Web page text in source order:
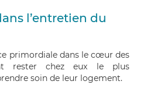
l’entretien du
primordiale dans le cœur des
rester chez eux le plus
soin de leur logement.